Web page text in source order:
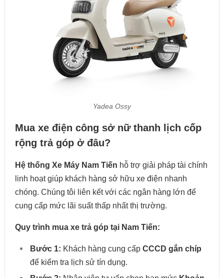
Yadea Ossy
Mua xe điện công sở nữ thanh lịch cốp
rộng trả góp ở đâu?
Hệ thống Xe Máy Nam Tiến hỗ trợ giải pháp tài chính
linh hoạt giúp khách hàng sở hữu xe điện nhanh
chóng. Chúng tôi liên kết với các ngân hàng lớn để
cung cấp mức lãi suất thấp nhất thị trường.
Quy trình mua xe trả góp tại Nam Tiến:
Bước 1: Khách hàng cung cấp CCCD gắn chíp
để kiểm tra lịch sử tín dụng.